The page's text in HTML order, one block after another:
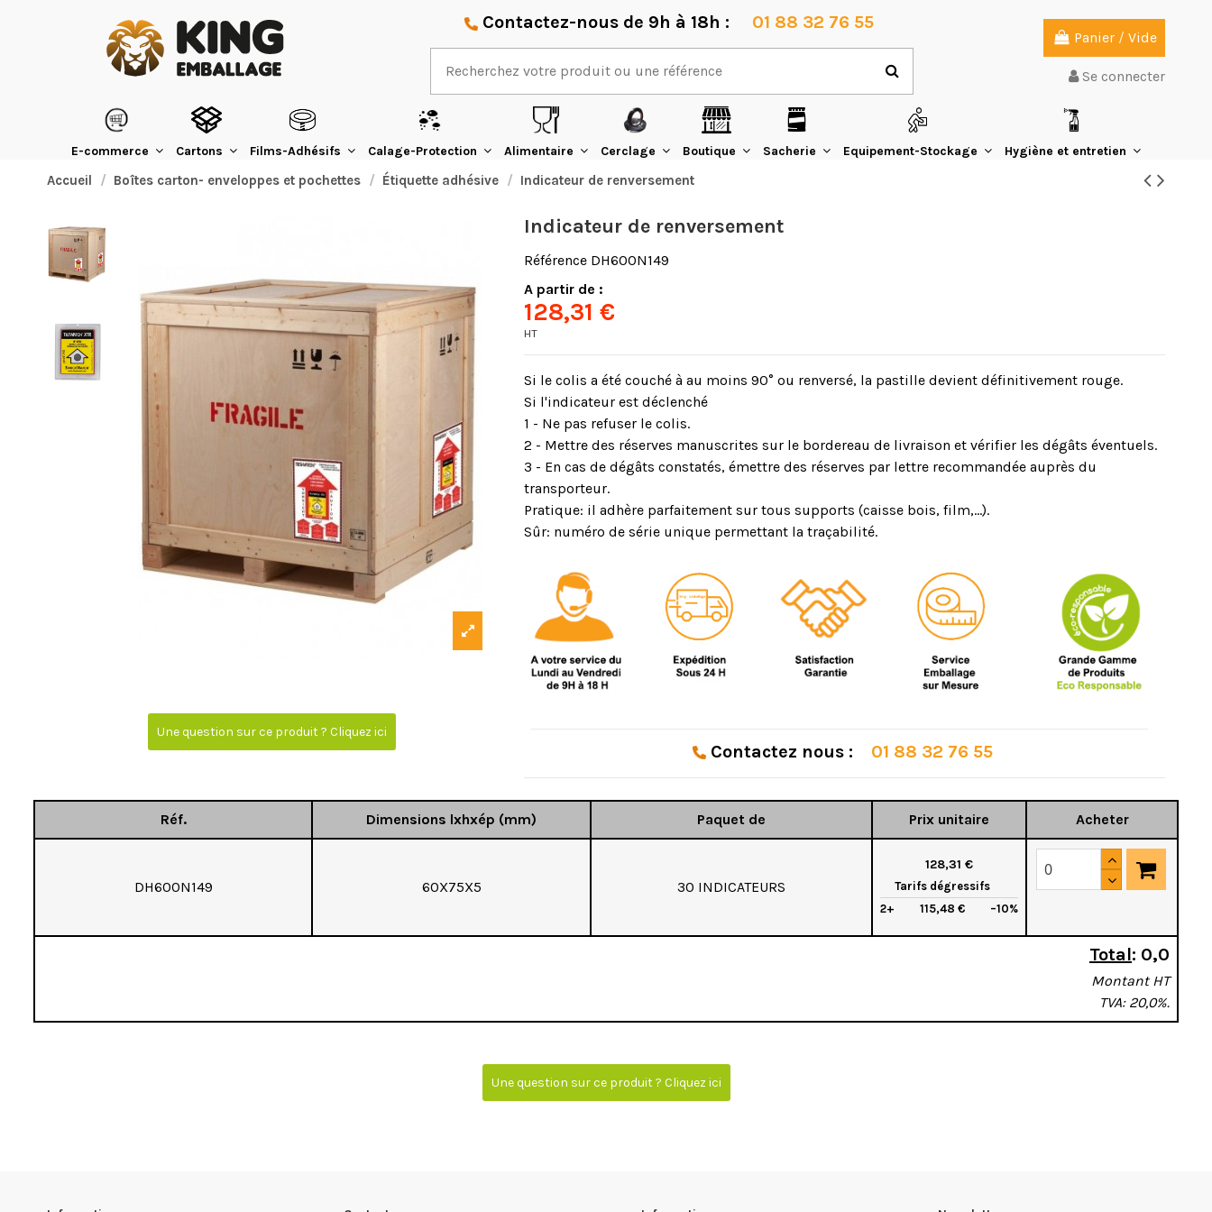
Contactez-nous de 9h à 18h : 01 88 32 76 55
Panier / Vide
Se connecter
E-commerce Cartons Films-Adhésifs Calage-Protection Alimentaire Cerclage Boutique Sacherie Equipement-Stockage Hygiène et entretien
Accueil Boîtes carton- enveloppes et pochettes Étiquette adhésive Indicateur de renversement
Une question sur ce produit ? Cliquez ici
Indicateur de renversement
Référence DH600N149
A partir de :
128,31 €
HT
Si le colis a été couché à au moins 90° ou renversé, la pastille devient définitivement rouge.
Si l'indicateur est déclenché
1 - Ne pas refuser le colis.
2 - Mettre des réserves manuscrites sur le bordereau de livraison et vérifier les dégâts éventuels.
3 - En cas de dégâts constatés, émettre des réserves par lettre recommandée auprès du
transporteur.
Pratique: il adhère parfaitement sur tous supports (caisse bois, film,...).
Sûr: numéro de série unique permettant la traçabilité.
Contactez nous : 01 88 32 76 55
Réf. Dimensions lxhxép (mm) Paquet de Prix unitaire Acheter
DH600N149 60X75X5 30 INDICATEURS
128,31 €
Tarifs dégressifs
2+
115,48 € –10%
Total: 0,0
Montant HT
TVA: 20,0%.
Une question sur ce produit ? Cliquez ici